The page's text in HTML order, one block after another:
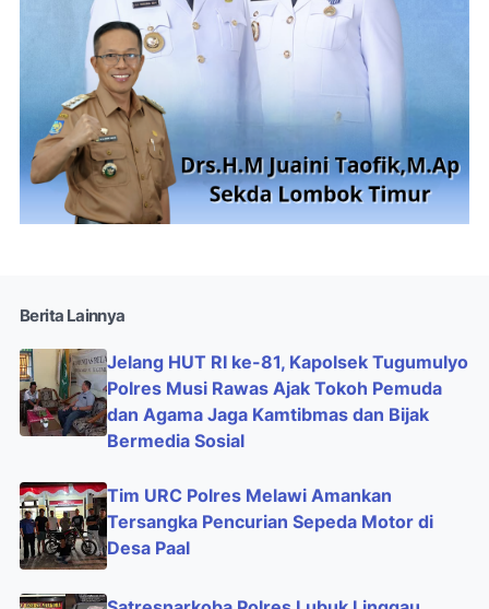
Berita Lainnya
Jelang HUT RI ke-81, Kapolsek Tugumulyo
Polres Musi Rawas Ajak Tokoh Pemuda
dan Agama Jaga Kamtibmas dan Bijak
Bermedia Sosial
Tim URC Polres Melawi Amankan
Tersangka Pencurian Sepeda Motor di
Desa Paal